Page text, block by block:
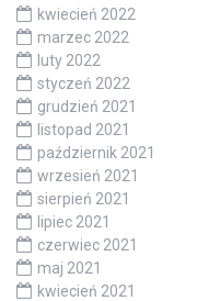
kwiecień 2022
marzec 2022
luty 2022
styczeń 2022
grudzień 2021
listopad 2021
październik 2021
wrzesień 2021
sierpień 2021
lipiec 2021
czerwiec 2021
maj 2021
kwiecień 2021